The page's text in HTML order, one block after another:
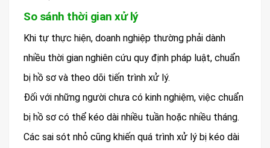
So sánh thời gian xử lý
Khi tự thực hiện, doanh nghiệp thường phải dành
nhiều thời gian nghiên cứu quy định pháp luật, chuẩn
bị hồ sơ và theo dõi tiến trình xử lý.
Đối với những người chưa có kinh nghiệm, việc chuẩn
bị hồ sơ có thể kéo dài nhiều tuần hoặc nhiều tháng.
Các sai sót nhỏ cũng khiến quá trình xử lý bị kéo dài